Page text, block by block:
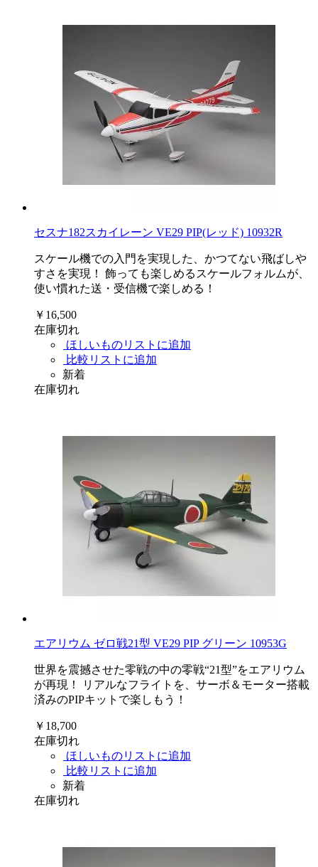
セスナ182スカイレーン VE29 PIP(レッド) 10932R
スケール機での入門を実現した、かつてない飛ばしや
すさを実現！ 飾っても楽しめるスケールフォルムが、
使い慣れた送・受信機で楽しめる！
￥16,500
在庫切れ
ほしいものリストに追加
比較リストに追加
新着
在庫切れ
エアリウム ゼロ戦21型 VE29 PIP グリーン 10953G
世界を震撼させた零戦の中の零戦“21型”をエアリウム
が再現！ リアルなフライトを、サーボ＆モーター搭載
済みのPIPキットで楽しもう！
￥18,700
在庫切れ
ほしいものリストに追加
比較リストに追加
新着
在庫切れ